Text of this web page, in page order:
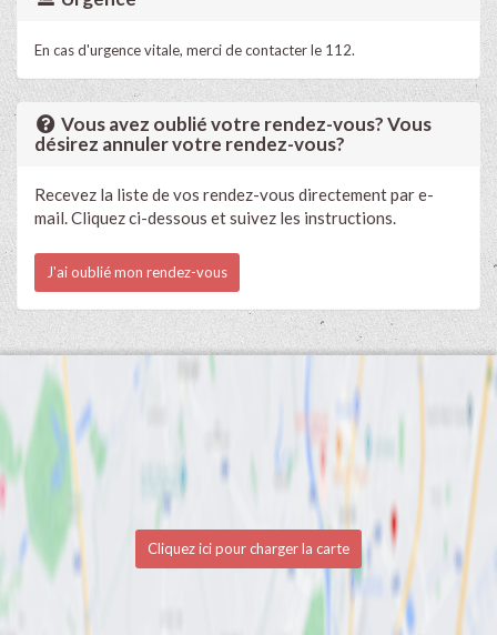
En cas d'urgence vitale, merci de contacter le 112.
Vous avez oublié votre rendez-vous? Vous
désirez annuler votre rendez-vous?
Recevez la liste de vos rendez-vous directement par e-
mail. Cliquez ci-dessous et suivez les instructions.
J'ai oublié mon rendez-vous
Cliquez ici pour charger la carte